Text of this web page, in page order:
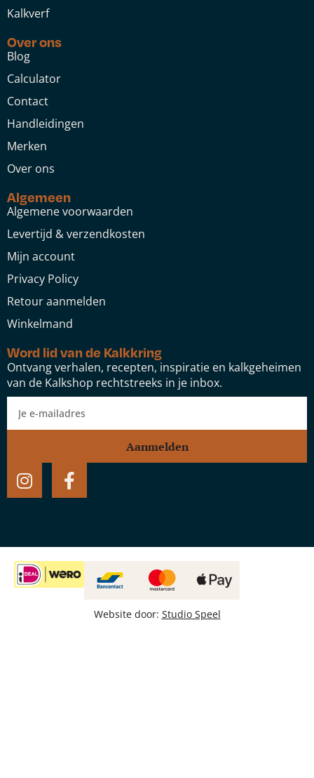
Kalkverf
Over ons
Blog
Calculator
Contact
Handleidingen
Merken
Over ons
Algemeen
Algemene voorwaarden
Levertijd & verzendkosten
Mijn account
Privacy Policy
Retour aanmelden
Winkelmand
Word lid van de Kalkkring
Ontvang verhalen, recepten, inspiratie en kalkgeheimen
van de Kalkshop rechtstreeks in je inbox.
Aanmelden
Website door: Studio Speel